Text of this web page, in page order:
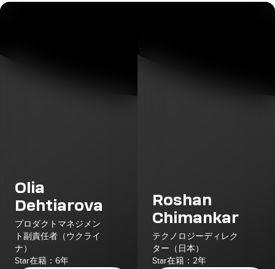
Olia
Dehtiarova
プロダクトマネジメン
ト副責任者（ウクライ
ナ）
Star在籍：6年
Roshan
Chimankar
テクノロジーディレク
ター（日本）
Star在籍：2年